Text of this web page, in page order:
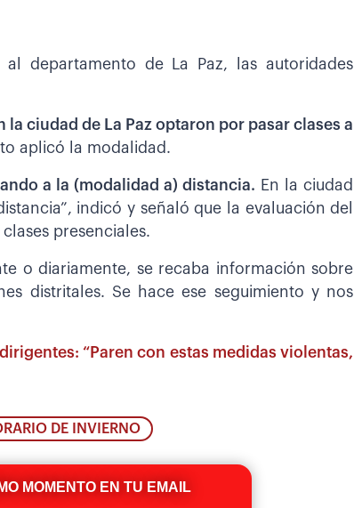
departamento de La Paz, las autoridades
la ciudad de La Paz optaron por pasar clases a
aplicó la modalidad.
a la (modalidad a) distancia. En la ciudad
indicó y señaló que la evaluación del
presenciales.
o diariamente, se recaba información sobre
distritales. Se hace ese seguimiento y nos
“Paren con estas medidas violentas,
DE INVIERNO
MOMENTO EN TU EMAIL